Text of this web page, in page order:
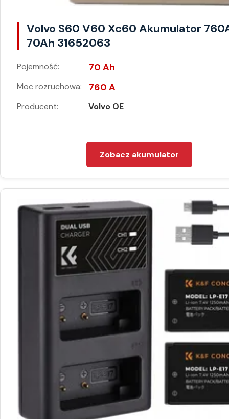
Volvo S60 V60 Xc60 Akumulator
70Ah 31652063
Pojemność: 70 Ah
Moc rozruchowa: 760 A
Producent: Volvo OE
Zobacz akumulator